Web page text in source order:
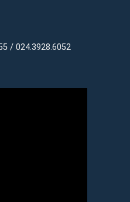
/ 024.3928.6052